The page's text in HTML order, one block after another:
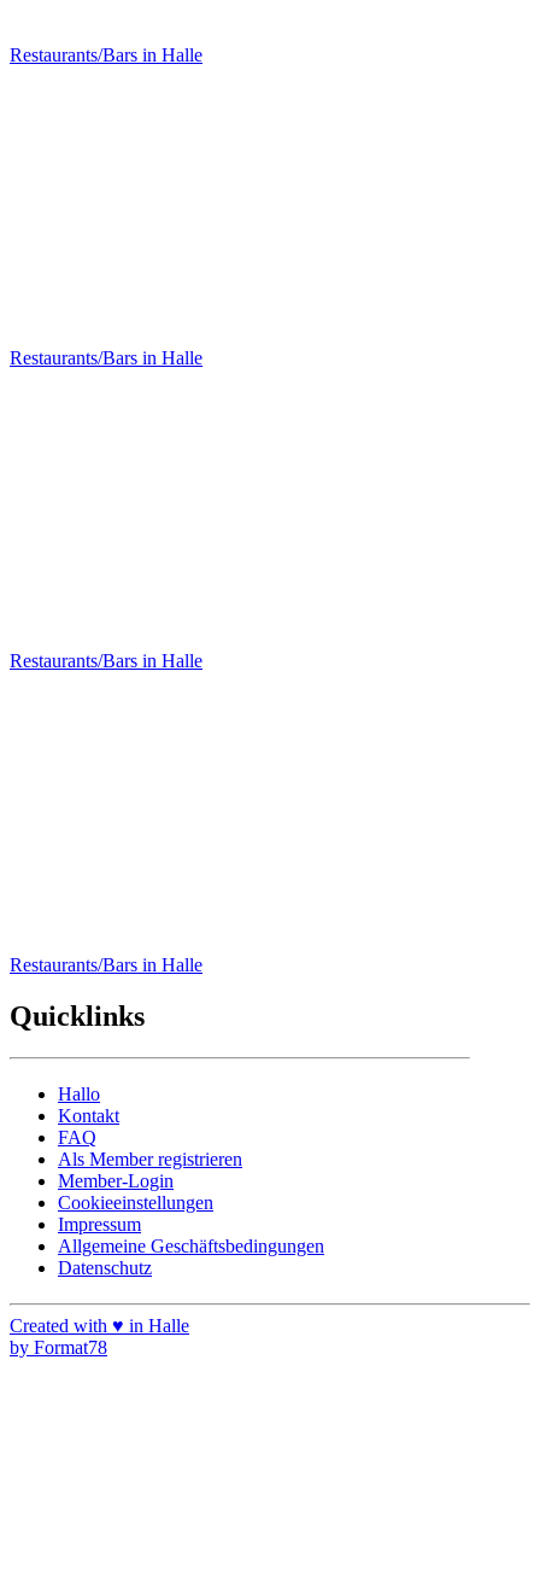
Restaurants/Bars in Halle
Restaurants/Bars in Halle
Restaurants/Bars in Halle
Restaurants/Bars in Halle
Quicklinks
Hallo
Kontakt
FAQ
Als Member registrieren
Member-Login
Cookieeinstellungen
Impressum
Allgemeine Geschäftsbedingungen
Datenschutz
Created with ♥ in Halle
by Format78